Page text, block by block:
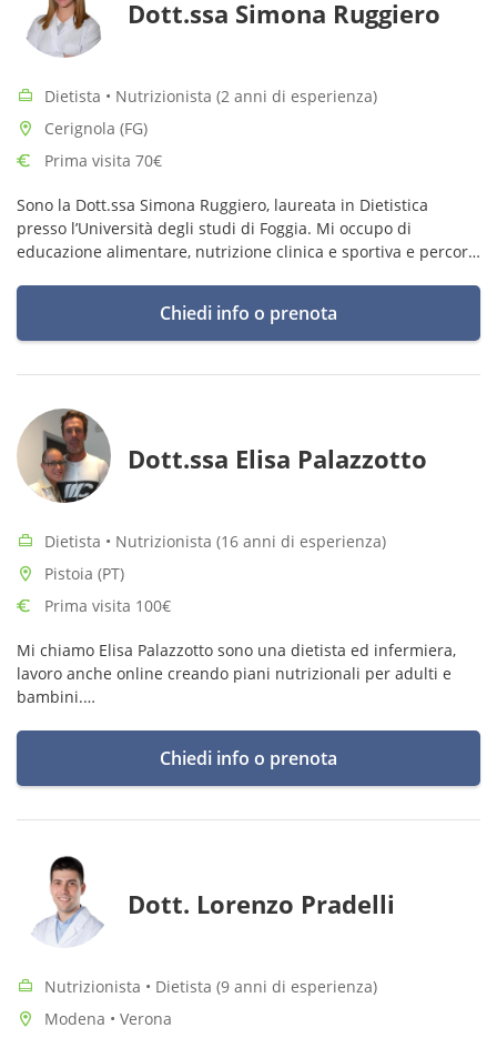
Dott.ssa Simona Ruggiero
Dietista • Nutrizionista (2 anni di esperienza)
Cerignola (FG)
Prima visita 70€
Sono la Dott.ssa Simona Ruggiero, laureata in Dietistica
presso l’Università degli studi di Foggia. Mi occupo di
educazione alimentare, nutrizione clinica e sportiva e percorsi
Chiedi info o prenota
Dott.ssa Elisa Palazzotto
Dietista • Nutrizionista (16 anni di esperienza)
Pistoia (PT)
Prima visita 100€
Mi chiamo Elisa Palazzotto sono una dietista ed infermiera,
lavoro anche online creando piani nutrizionali per adulti e
bambini.
Chiedi info o prenota
Dott. Lorenzo Pradelli
Nutrizionista • Dietista (9 anni di esperienza)
Modena • Verona